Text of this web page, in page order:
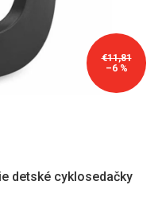
€11,81
–6 %
detské cyklosedačky